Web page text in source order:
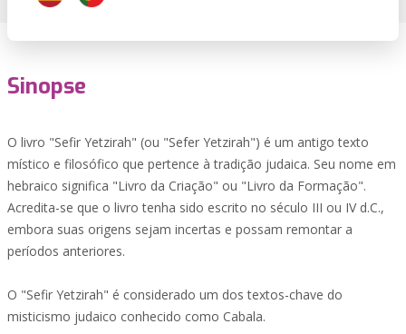
Sinopse
O livro "Sefir Yetzirah" (ou "Sefer Yetzirah") é um antigo texto
místico e filosófico que pertence à tradição judaica. Seu nome em
hebraico significa "Livro da Criação" ou "Livro da Formação".
Acredita-se que o livro tenha sido escrito no século III ou IV d.C.,
embora suas origens sejam incertas e possam remontar a
períodos anteriores.
O "Sefir Yetzirah" é considerado um dos textos-chave do
misticismo judaico conhecido como Cabala.